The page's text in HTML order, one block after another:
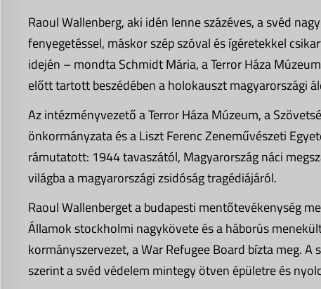
Raoul Wallenberg, aki idén lenne százéves, a svéd
fenyegetéssel, máskor szép szóval és ígéretekkel
idején – mondta Schmidt Mária, a Terror Háza
előtt tartott beszédében a holokauszt magyarországi
Az intézményvezető a Terror Háza Múzeum, a
önkormányzata és a Liszt Ferenc Zeneművészeti
rámutatott: 1944 tavaszától, Magyarország náci
világba a magyarországi zsidóság tragédiájáról.
Raoul Wallenberget a budapesti mentőtevékenység
Államok stockholmi nagykövete és a háborús
kormányszervezet, a War Refugee Board bízta meg.
szerint a svéd védelem mintegy ötven épületre és